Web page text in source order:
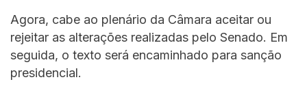
Agora, cabe ao plenário da Câmara aceitar ou
rejeitar as alterações realizadas pelo Senado. Em
seguida, o texto será encaminhado para sanção
presidencial.